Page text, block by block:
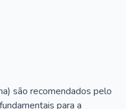
são recomendados pelo
para a